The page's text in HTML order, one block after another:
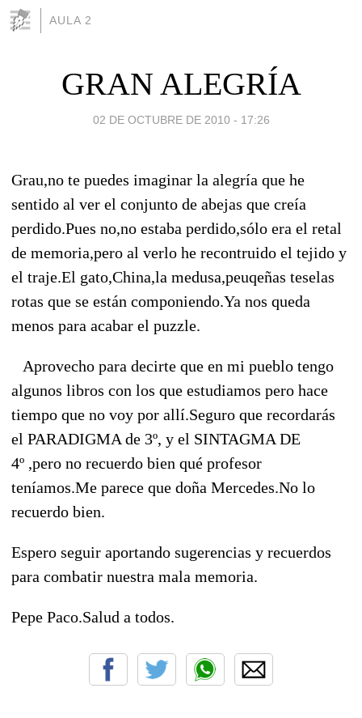
AULA 2
GRAN ALEGRÍA
02 DE OCTUBRE DE 2010 - 17:26
Grau,no te puedes imaginar la alegría que he
sentido al ver el conjunto de abejas que creía
perdido.Pues no,no estaba perdido,sólo era el retal
de memoria,pero al verlo he recontruido el tejido y
el traje.El gato,China,la medusa,peuqeñas teselas
rotas que se están componiendo.Ya nos queda
menos para acabar el puzzle.
Aprovecho para decirte que en mi pueblo tengo
algunos libros con los que estudiamos pero hace
tiempo que no voy por allí.Seguro que recordarás
el PARADIGMA de 3º, y el SINTAGMA DE
4º ,pero no recuerdo bien qué profesor
teníamos.Me parece que doña Mercedes.No lo
recuerdo bien.
Espero seguir aportando sugerencias y recuerdos
para combatir nuestra mala memoria.
Pepe Paco.Salud a todos.